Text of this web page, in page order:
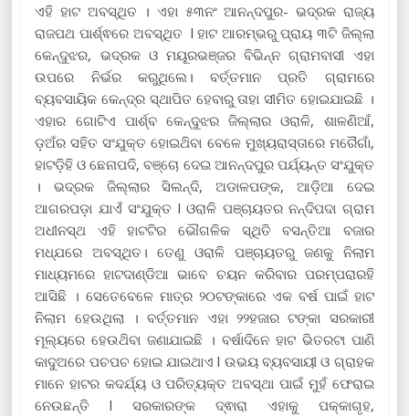
ଏହି ହାଟ ଅବସ୍ଥିତ । ଏହା ୫୩ନଂ ଆନନ୍ଦପୁର- ଭଦ୍ରକ ରାଜ୍ୟ
ରାଜପଥ ପାର୍ଶ୍ଵରେ ଅବସ୍ଥିତ l ହାଟ ଆରମ୍ଭରୁ ପ୍ରାୟ ୩ଟି ଜିଲ୍ଲା
କେନ୍ଦୁଝର, ଭଦ୍ରକ ଓ ମୟୂରଭଞ୍ଜର ବିଭିନ୍ନ ଗ୍ରାମବାସୀ ଏହା
ଉପରେ ନିର୍ଭର କରୁଥିଲେ। ବର୍ତ୍ତମାନ ପ୍ରତି ଗ୍ରାମରେ
ବ୍ୟବସାୟିକ କେନ୍ଦ୍ର ସ୍ଥାପିତ ହେବାରୁ ତାହା ସୀମିତ ହୋଇଯାଇଛି ।
ଏହାର ଗୋଟିଏ ପାର୍ଶ୍ବ କେନ୍ଦୁଝର ଜିଲ୍ଲାର ଓରାଳି, ଶାଳଣିଆଁ,
ଡ଼ଅଁର ସହିତ ସଂଯୁକ୍ତ ହୋଇଥ‌ିବା ବେଳେ ମୁଖ୍ୟରାସ୍ତାରେ ମରୈଗାଁ,
ହାଟଡ଼ିହି ଓ ଛେନାପଦି, ବଞ୍ଚୋ ଦେଇ ଆନନ୍ଦପୁର ପର୍ଯ୍ୟନ୍ତ ସଂଯୁକ୍ତ
। ଭଦ୍ରକ ଜିଲ୍ଲାର ସିଲନ୍ଦି, ଅଡାଳପଙ୍କ, ଆଡ଼ିଆ ଦେଇ
ଆଗରପଡ଼ା ଯାଏଁ ସଂଯୁକ୍ତ l ଓରାଳି ପଞ୍ଚାୟତର ନନ୍ଦିପଦା ଗ୍ରାମ
ଅଧୀନସ୍ଥ ଏହି ହାଟଟିର ଭୌଗଳିକ ସ୍ଥିତି ବସନ୍ତିଆ ବଜାର
ମଧ୍ଯରେ ଅବସ୍ଥିତ। ତେଣୁ ଓରାଳି ପଞ୍ଚାୟତରୁ ଜଣକୁ ନିଲାମ
ମାଧ୍ୟମରେ ହାଟଦାଣ୍ଡିଆ ଭାବେ ଚୟନ କରିବାର ପରମ୍ପରାରହି
ଆସିଛି । ସେତେବେଳେ ମାତ୍ର ୨୦ଟଙ୍କାରେ ଏକ ବର୍ଷ ପାଇଁ ହାଟ
ନିଲାମ ହେଉଥିଲା । ବର୍ତ୍ତମାନ ଏହା ୨୨ହଜାର ଟଙ୍କା ସରକାରୀ
ମୂଲ୍ୟରେ ହେଉଥ‌ିବା ଜଣାଯାଇଛି । ବର୍ଷାଦିନେ ହାଟ ଭିତରଟା ପାଣି
କାଦୁଅରେ ପଚପଚ ହୋଇ ଯାଇଥାଏ l ଉଭୟ ବ୍ୟବସାୟୀ ଓ ଗ୍ରାହକ
ମାନେ ହାଟର କଦର୍ଯ୍ୟ ଓ ପରିତ୍ୟକ୍ତ ଅବସ୍ଥା ପାଇଁ ମୁହଁ ଫେରାଇ
ନେଉଛନ୍ତି l ସରକାରଙ୍କ ଦ୍ଵାରା ଏହାକୁ ପକ୍କାଗୃହ,